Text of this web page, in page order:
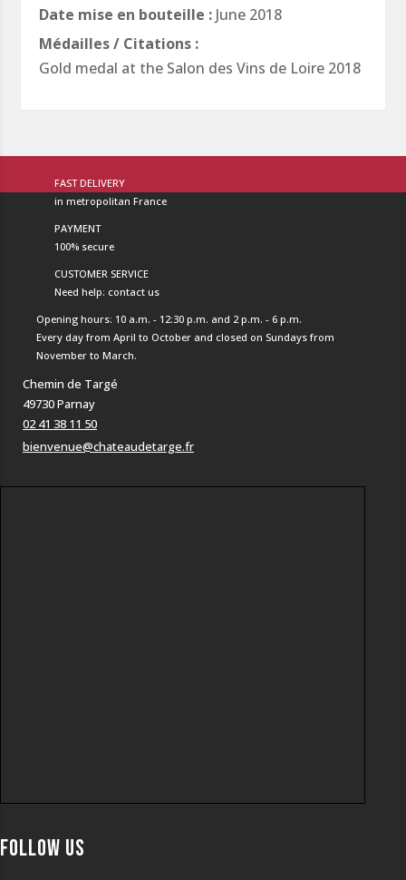
Date mise en bouteille : June 2018
Médailles / Citations :
Gold medal at the Salon des Vins de Loire 2018
FAST DELIVERY
in metropolitan France
PAYMENT
100% secure
CUSTOMER SERVICE
Need help: contact us
Opening hours: 10 a.m. - 12:30 p.m. and 2 p.m. - 6 p.m.
Every day from April to October and closed on Sundays from
November to March.
Chemin de Targé
49730 Parnay
02 41 38 11 50
bienvenue@chateaudetarge.fr
Follow us